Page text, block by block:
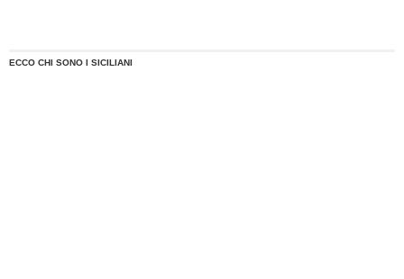
ECCO CHI SONO I SICILIANI